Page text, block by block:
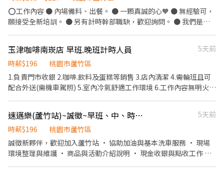
⭕工作內容 ● 內場備料、出餐。 ● 一顆真誠的心🧡 ● 無經驗可，
願接受全新培訓。 ● 另有計時幹部職缺，歡迎詢問。 ● 我們是一
上班) (假日都會需要安排上班唷~~) ⭕薪資 ● 本薪205元起~227
元。 ● 只要有上班出勤(不限時數)， 每小時另核發15元獎金， 時薪
+獎金為205+15至227+15元。 ● 若當月工時滿65小時以上， 每小
時另核發15元津貼， 時薪+津貼為205+15至227+15元。 ✅也就是
當月出勤滿65小時以上， 時薪+獎金+津貼為205+30至227+30元。
金。 ● 支援其他門市獎金。 ● 生日禮金、其他專案獎金。 ● 每半
年舉辦晉升考試，通過即調薪。
玉津咖啡南崁店 早班.晚班計時人員
5天前
時薪$196
桃園市蘆竹區
1.負責門市收銀 2.咖啡.飲料及蛋糕等銷售 3.店內清潔 4.需輪班且可
配合外送(需機車駕照) 5.室內冷氣舒適工作環境 6.工作內容無明火操
速邁樂(蘆竹站)~誠徵~早班、中、時段班 長期 ♾️ 時薪制服務員
5天前
時薪$196
桃園市蘆竹區
誠徵新夥伴，歡迎加入蘆竹站 • 協助加油與基本洗車服務 • 現場
環境整理與維護 • 商品與活動介紹說明 • 現金收銀與點收工作 我